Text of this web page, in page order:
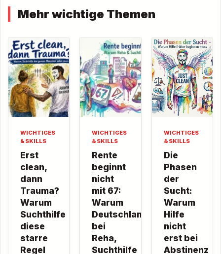
Mehr wichtige Themen
WICHTIGES
& SKILLS
Erst
clean,
dann
Trauma?
Warum
Suchthilfe
diese
starre
Regel
WICHTIGES
& SKILLS
Rente
beginnt
nicht
mit 67:
Warum
Deutschland
bei
Reha,
Suchthilfe
WICHTIGES
& SKILLS
Die
Phasen
der
Sucht:
Warum
Hilfe
nicht
erst bei
Abstinenz